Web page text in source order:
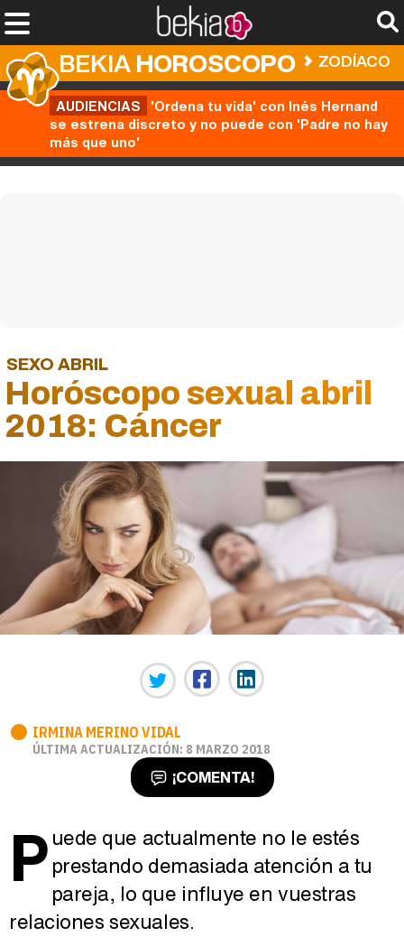
BEKIAHOROSCOPO ZODÍACO
AUDIENCIAS 'Ordena tu vida' con Inés Hernand
se estrena discreto y no puede con 'Padre no hay
más que uno'
SEXO ABRIL
Horóscopo sexual abril
2018: Cáncer
IRMINA MERINO VIDAL
ÚLTIMA ACTUALIZACIÓN: 8 MARZO 2018
¡COMENTA!
Puede que actualmente no le estés
prestando demasiada atención a tu
pareja, lo que influye en vuestras
relaciones sexuales.